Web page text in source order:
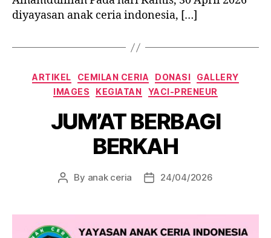
diyayasan anak ceria indonesia, […]
Categories
ARTIKEL CEMILAN CERIA DONASI
GALLERY
IMAGES
KEGIATAN YACI-PRENEUR
JUM’AT BERBAGI
BERKAH
Post
By anak ceria
Post24/04/2026